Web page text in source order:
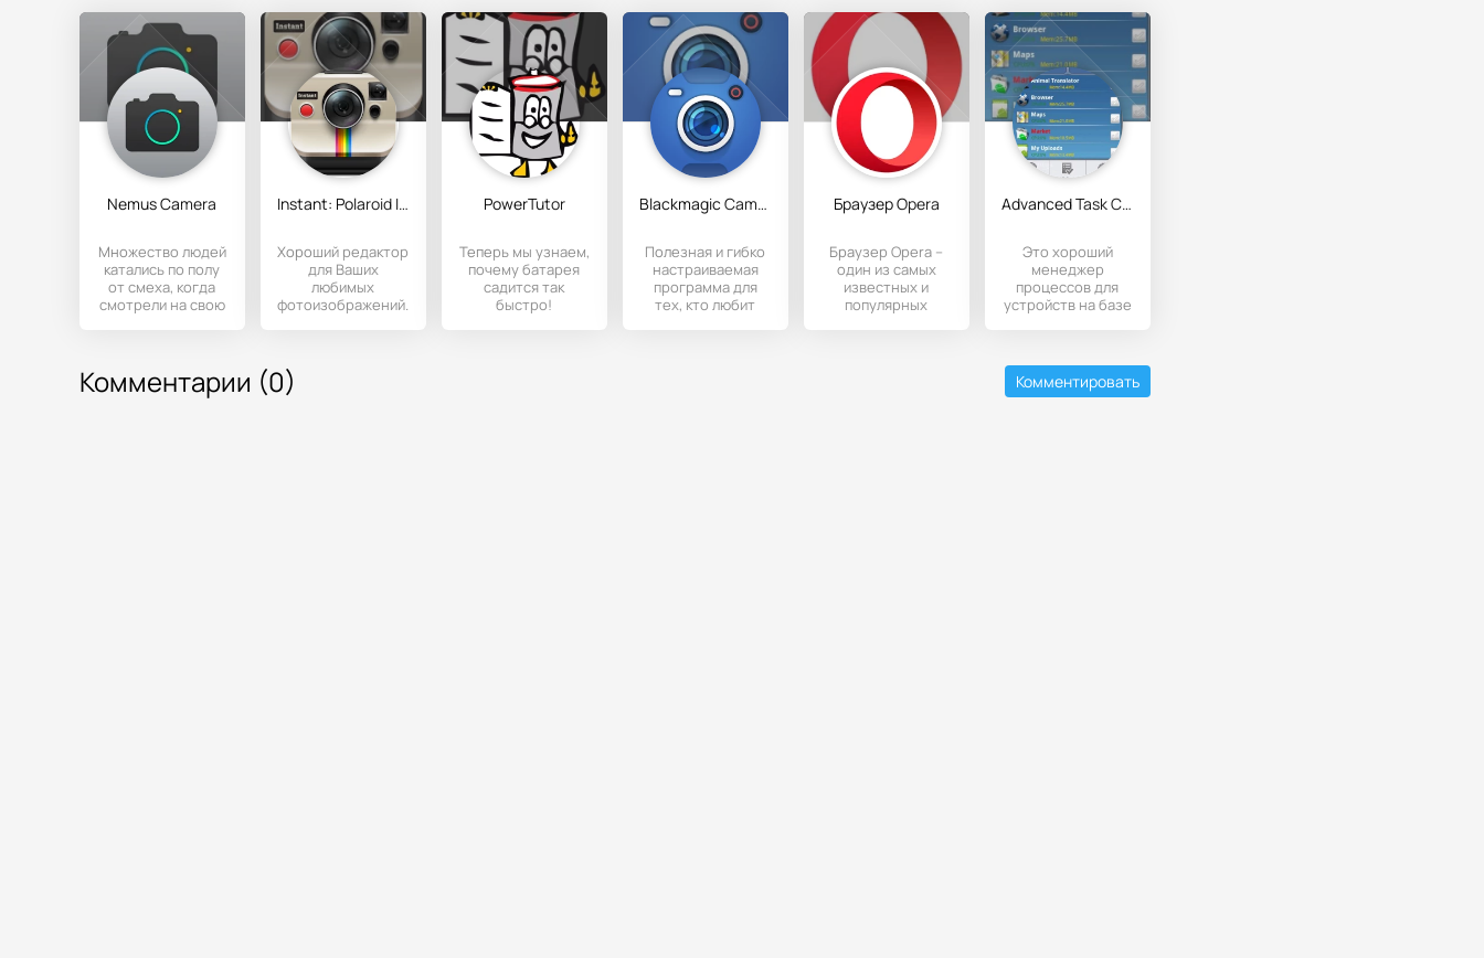
Nemus Camera
Множество людей
катались по полу
от смеха, когда
смотрели на свою
Instant: Polaroid Instant Cam
Хороший редактор
для Ваших
любимых
фотоизображений.
PowerTutor
Теперь мы узнаем,
почему батарея
садится так
быстро!
Blackmagic Camera
Полезная и гибко
настраиваемая
программа для
тех, кто любит
Браузер Opera
Браузер Opera –
один из самых
известных и
популярных
Advanced Task Cleaner Pro
Это хороший
менеджер
процессов для
устройств на базе
Комментарии (0) Комментировать